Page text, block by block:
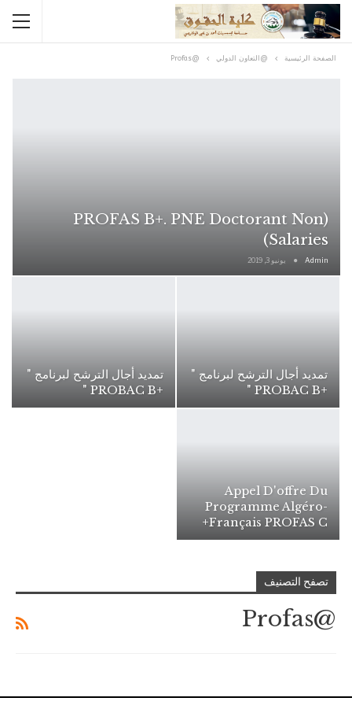
الصفحة الرئيسية @التعاون الدولي @Profas
(PROFAS B+. PNE Doctorant Non
Salaries)
Admin يونيو 3, 2019
تمديد أجال الترشح لبرنامج "
+PROBAC B "
تمديد أجال الترشح لبرنامج "
+PROBAC B "
Appel D'offre Du
Programme Algéro-
Français PROFAS C+
تصفح التصنيف
@Profas